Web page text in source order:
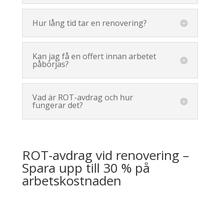
Hur lång tid tar en renovering?
Kan jag få en offert innan arbetet
påbörjas?
Vad är ROT-avdrag och hur
fungerar det?
ROT-avdrag vid renovering –
Spara upp till 30 % på
arbetskostnaden